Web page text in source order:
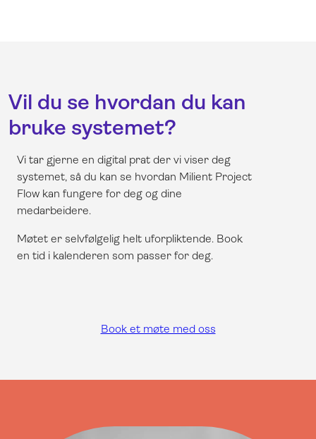
Vil du se hvordan du kan
bruke systemet?
Vi tar gjerne en digital prat der vi viser deg
systemet, så du kan se hvordan Milient Project
Flow kan fungere for deg og dine
medarbeidere.
Møtet er selvfølgelig helt uforpliktende. Book
en tid i kalenderen som passer for deg.
Book et møte med oss